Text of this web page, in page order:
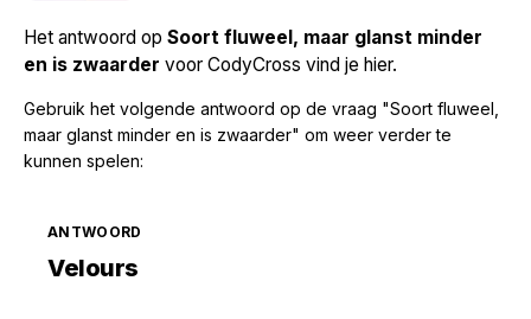
Het antwoord op Soort fluweel, maar glanst minder
en is zwaarder voor CodyCross vind je hier.
Gebruik het volgende antwoord op de vraag "Soort fluweel,
maar glanst minder en is zwaarder" om weer verder te
kunnen spelen:
ANTWOORD
Velours